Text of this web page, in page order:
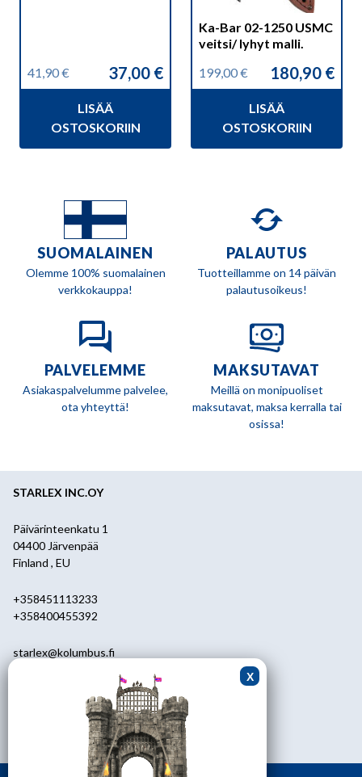
41,90€
Alkuperäinen
41,90 €.
37,00 €
Nykyinen
37,00 €.
LISÄÄ
OSTOSKORIIN
Ka-Bar 02-1250 USMC
veitsi/ lyhyt malli.
199,00€
Alkuperäinen
199,00 €.
180,90 €
Nykyinen
180,90 €.
LISÄÄ
OSTOSKORIIN
SUOMALAINEN
Olemme 100% suomalainen
verkkokauppa!
PALAUTUS
Tuotteillamme on 14 päivän
palautusoikeus!
PALVELEMME
Asiakaspalvelumme palvelee,
ota yhteyttä!
MAKSUTAVAT
Meillä on monipuoliset
maksutavat, maksa kerralla tai
osissa!
STARLEX INC.OY
Päivärinteenkatu 1
04400 Järvenpää
Finland , EU
+358451113233
+358400455392
starlex@kolumbus.fi
ark.klo 08.30-17.00